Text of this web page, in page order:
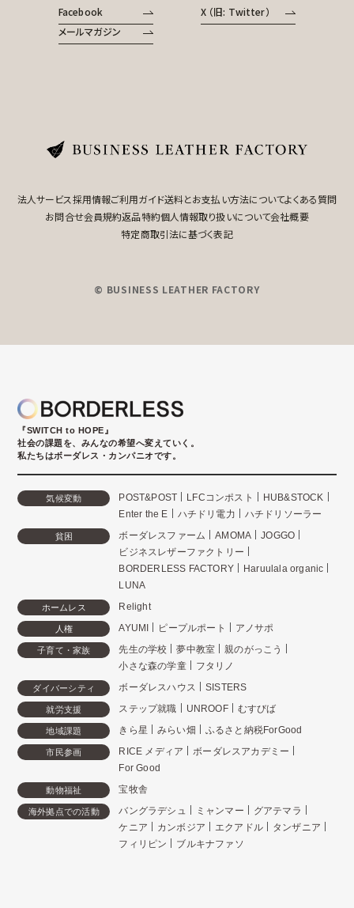
Facebook
X （旧: Twitter）
メールマガジン
法人サービス採用情報ご利用ガイド送料とお支払い方法についてよくある質問
お問合せ会員規約返品特約個人情報取り扱いについて会社概要
特定商取引法に基づく表記
© BUSINESS LEATHER FACTORY
『SWITCH to HOPE』
社会の課題を、みんなの希望へ変えていく。
私たちはボーダレス・カンパニオです。
気候変動 POST&POST LFCコンポスト
HUB&STOCK
Enter the E
ハチドリ電力 ハチドリソーラー
貧困 ボーダレスファーム AMOMA
JOGGO
ビジネスレザーファクトリー
BORDERLESS FACTORY
Haruulala organic
LUNA
ホームレス Relight
人権 AYUMI ピープルポート アノサポ
子育て・家族 先生の学校 夢中教室
親のがっこう
小さな森の学童
フタリノ
ダイバーシティ ボーダレスハウス SISTERS
就労支援 ステップ就職 UNROOF むすびば
地域課題 きら星 みらい畑 ふるさと納税ForGood
市民参画 RICE メディア
ボーダレスアカデミー
For Good
動物福祉 宝牧舎
海外拠点での活動 バングラデシュ ミャンマー
グアテマラ
ケニア
カンボジア エクアドル
タンザニア
フィリピン
ブルキナファソ